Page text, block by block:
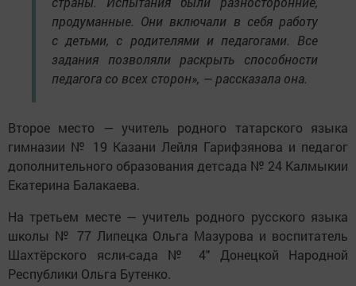
продуманные. Они включали в себя работу
с детьми, с родителями и педагогами. Все
задания позволяли раскрыть способности
педагога со всех сторон», — рассказала она.
Второе место — учитель родного татарского языка
гимназии № 19 Казани Лейля Гарифзянова и педагог
дополнительного образования детсада № 24 Калмыкии
Екатерина Балакаева.
На третьем месте — учитель родного русского языка
школы № 77 Липецка Ольга Мазурова и воспитатель
Шахтёрского ясли-сада № 4″ Донецкой Народной
Республики Ольга Бутенко.